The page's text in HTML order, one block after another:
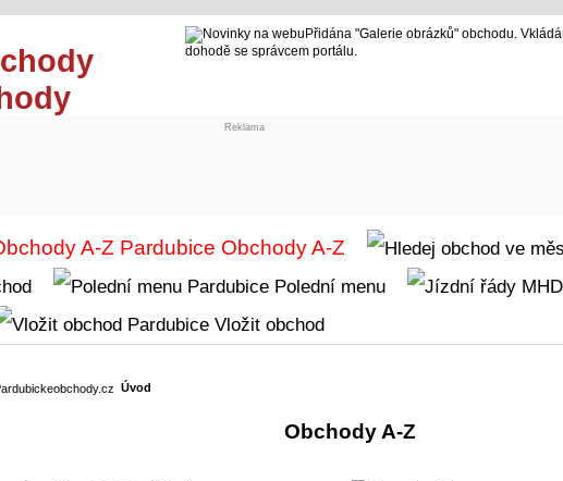
Přidána "Galerie obrázků" obchodu.
dohodě se správcem portálu.
Reklama
Obchody A-Z
Polední menu
Vložit obchod
Úvod
Obchody A-Z